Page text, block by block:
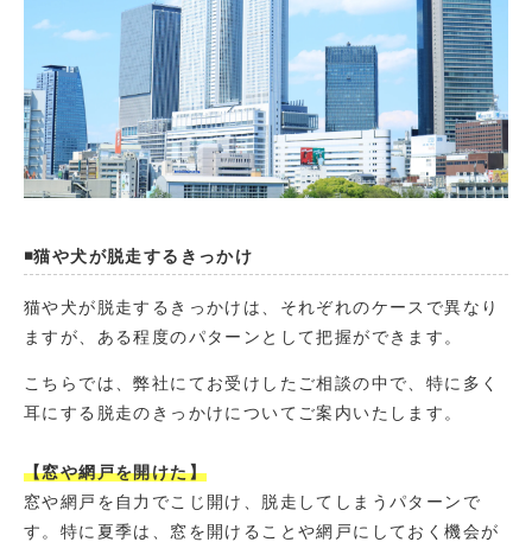
◾️猫や犬が脱走するきっかけ
猫や犬が脱走するきっかけは、それぞれのケースで異なり
ますが、ある程度のパターンとして把握ができます。
こちらでは、弊社にてお受けしたご相談の中で、特に多く
耳にする脱走のきっかけについてご案内いたします。
【窓や網戸を開けた】
窓や網戸を自力でこじ開け、脱走してしまうパターンで
す。特に夏季は、窓を開けることや網戸にしておく機会が